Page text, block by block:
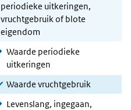
periodieke uitkeringen,
vruchtgebruik of blote
eigendom
Waarde periodieke
uitkeringen
Waarde vruchtgebruik
Levenslang, ingegaan,